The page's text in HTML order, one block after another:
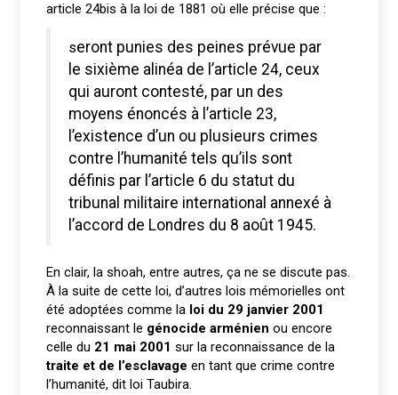
article 24bis à la loi de 1881 où elle précise que :
seront punies des peines prévue par
le sixième alinéa de l’article 24, ceux
qui auront contesté, par un des
moyens énoncés à l’article 23,
l’existence d’un ou plusieurs crimes
contre l’humanité tels qu’ils sont
définis par l’article 6 du statut du
tribunal militaire international annexé à
l’accord de Londres du 8 août 1945.
En clair, la shoah, entre autres, ça ne se discute pas.
À la suite de cette loi, d’autres lois mémorielles ont
été adoptées comme la loi du 29 janvier 2001
reconnaissant le génocide arménien ou encore
celle du 21 mai 2001 sur la reconnaissance de la
traite et de l’esclavage en tant que crime contre
l’humanité, dit loi Taubira.